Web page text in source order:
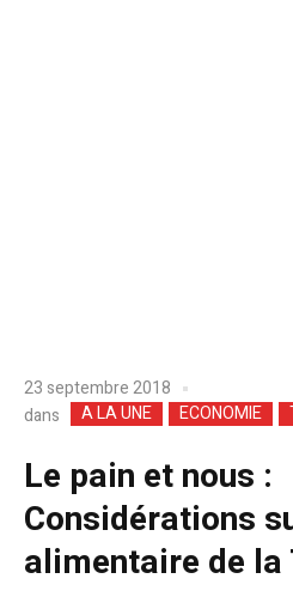
23 septembre 2018
dans
A LA UNE ECONOMIE
Le pain et nous :
Considérations
alimentaire de la